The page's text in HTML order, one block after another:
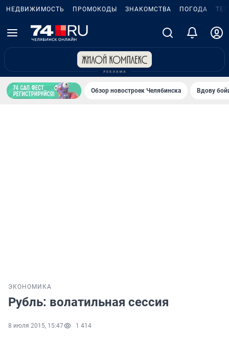
НЕДВИЖИМОСТЬ ПРОМОКОДЫ ЗНАКОМСТВА ПОГОДА
Обзор новостроек Челябинска Вдову
ЭКОНОМИКА
Рубль: волатильная сессия
8 июля 2015, 15:47 1 414